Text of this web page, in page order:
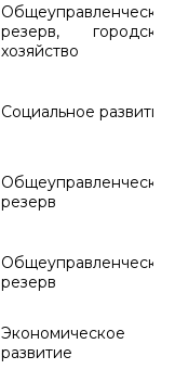
Общеуправленческий
резерв, городское
хозяйство
Социальное развитие
Общеуправленческий
резерв
Общеуправленческий
резерв
Экономическое
развитие